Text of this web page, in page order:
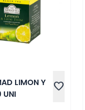
LIMON Y
UNI
favorite